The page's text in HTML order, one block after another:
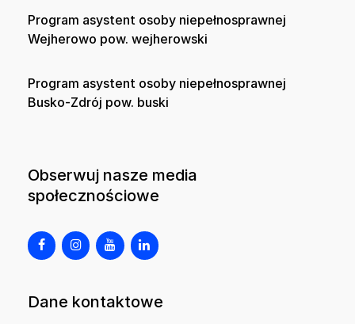
Program asystent osoby niepełnosprawnej
Wejherowo pow. wejherowski
Program asystent osoby niepełnosprawnej
Busko-Zdrój pow. buski
Obserwuj nasze media
społecznościowe
Dane kontaktowe